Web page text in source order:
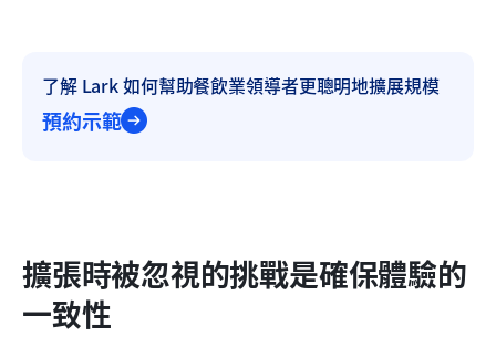
了解 Lark 如何幫助餐飲業領導者更聰明地擴展規模
預約示範
擴張時被忽視的挑戰是確保體驗的
一致性